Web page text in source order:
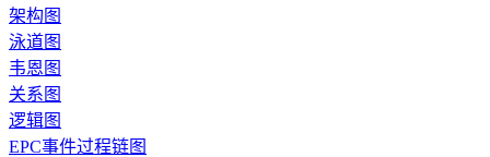
架构图
泳道图
韦恩图
关系图
逻辑图
EPC事件过程链图